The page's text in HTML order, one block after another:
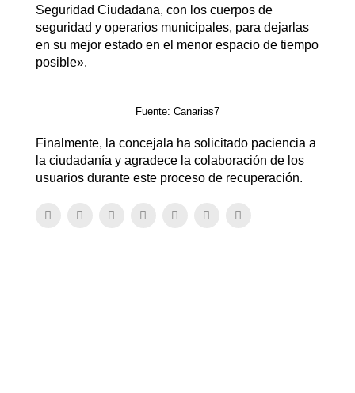
Seguridad Ciudadana, con los cuerpos de
seguridad y operarios municipales, para dejarlas
en su mejor estado en el menor espacio de tiempo
posible».
Fuente: Canarias7
Finalmente, la concejala ha solicitado paciencia a
la ciudadanía y agradece la colaboración de los
usuarios durante este proceso de recuperación.